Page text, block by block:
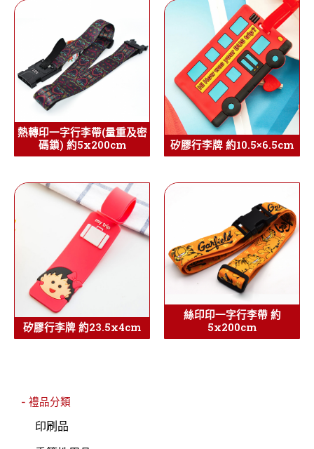
- 禮品分類
印刷品
熱轉印一字行李帶(量重及密
碼鎖) 約5x200cm
矽膠行李牌 約10.5×6.5cm
矽膠行李牌 約23.5x4cm
絲印印一字行李帶 約
5x200cm